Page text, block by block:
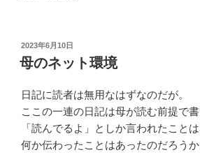
現
実”
投
稿
日:
2023年6月10日
母のネット環境
日記に読者は無用なはずなのだが。
ここの一連の日記は母が読む前提で書
「読んでるよ」としか言われたことは
何か伝わったことはあったのだろうか